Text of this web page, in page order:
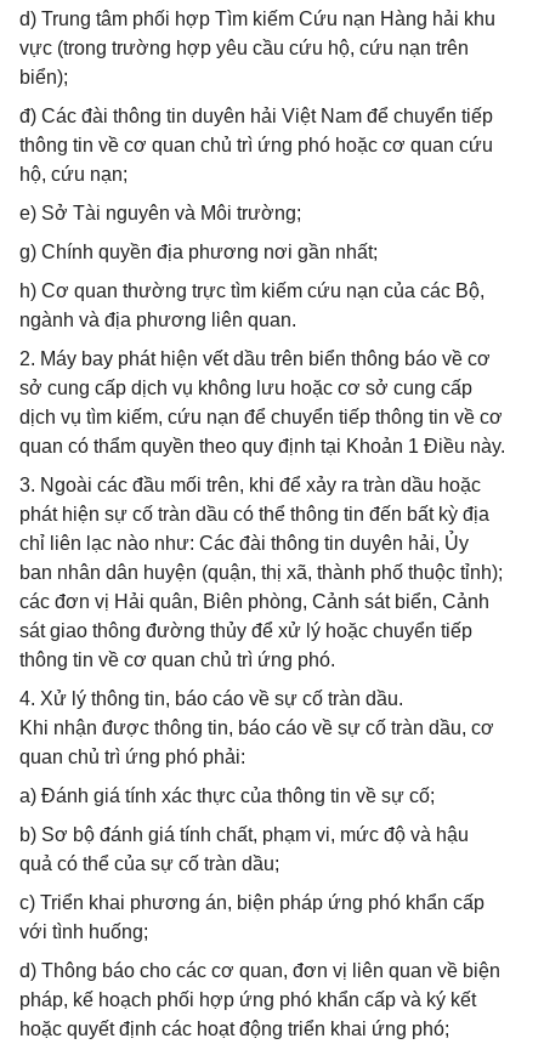
d) Trung tâm phối hợp Tìm kiếm Cứu nạn Hàng hải khu
vực (trong trường hợp yêu cầu cứu hộ, cứu nạn trên
biển);
đ) Các đài thông tin duyên hải Việt Nam để chuyển tiếp
thông tin về cơ quan chủ trì ứng phó hoặc cơ quan cứu
hộ, cứu nạn;
e) Sở Tài nguyên và Môi trường;
g) Chính quyền địa phương nơi gần nhất;
h) Cơ quan thường trực tìm kiếm cứu nạn của các Bộ,
ngành và địa phương liên quan.
2. Máy bay phát hiện vết dầu trên biển thông báo về cơ
sở cung cấp dịch vụ không lưu hoặc cơ sở cung cấp
dịch vụ tìm kiếm, cứu nạn để chuyển tiếp thông tin về cơ
quan có thẩm quyền theo quy định tại Khoản 1 Điều này.
3. Ngoài các đầu mối trên, khi để xảy ra tràn dầu hoặc
phát hiện sự cố tràn dầu có thể thông tin đến bất kỳ địa
chỉ liên lạc nào như: Các đài thông tin duyên hải, Ủy
ban nhân dân huyện (quận, thị xã, thành phố thuộc tỉnh);
các đơn vị Hải quân, Biên phòng, Cảnh sát biển, Cảnh
sát giao thông đường thủy để xử lý hoặc chuyển tiếp
thông tin về cơ quan chủ trì ứng phó.
4. Xử lý thông tin, báo cáo về sự cố tràn dầu.
Khi nhận được thông tin, báo cáo về sự cố tràn dầu, cơ
quan chủ trì ứng phó phải:
a) Đánh giá tính xác thực của thông tin về sự cố;
b) Sơ bộ đánh giá tính chất, phạm vi, mức độ và hậu
quả có thể của sự cố tràn dầu;
c) Triển khai phương án, biện pháp ứng phó khẩn cấp
với tình huống;
d) Thông báo cho các cơ quan, đơn vị liên quan về biện
pháp, kế hoạch phối hợp ứng phó khẩn cấp và ký kết
hoặc quyết định các hoạt động triển khai ứng phó;